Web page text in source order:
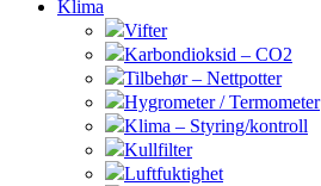
Klima
Vifter
Karbondioksid – CO2
Tilbehør – Nettpotter
Hygrometer / Termometer
Klima – Styring/kontroll
Kullfilter
Luftfuktighet